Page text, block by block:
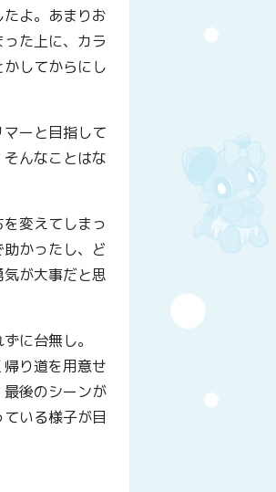
よ。あまりお
た上に、カラ
してからにし
ーと目指して
んなことはな
変えてしまっ
かったし、ど
が大事だと思
に台無し。
り道を用意せ
後のシーンが
いる様子が目